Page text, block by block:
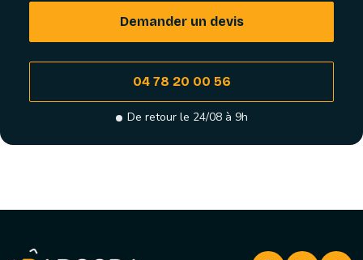
Demander un devis
04 78 20 00 56
De retour le 24/08 à 9h